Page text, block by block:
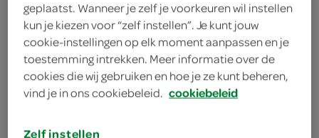
verwerkt in de winkelmand.
dagvers gebakken door de ambachtelijke bakker uit
de buurt!
geplaatst. Wanneer je zelf je voorkeuren wil instellen
kun je kiezen voor “zelf instellen”. Je kunt jouw
cookie-instellingen op elk moment aanpassen en je
toestemming intrekken. Meer informatie over de
cookies die wij gebruiken en hoe je ze kunt beheren,
vind je in ons cookiebeleid. cookiebeleid
Zelf instellen